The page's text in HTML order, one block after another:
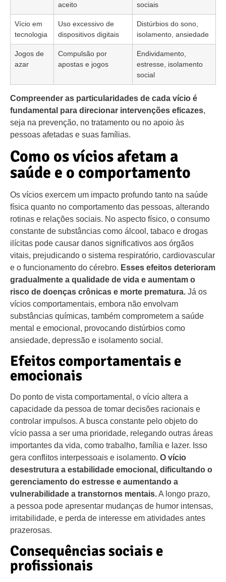
aceito
sociais
Vício em
tecnologia
Uso excessivo de
dispositivos digitais
Distúrbios do sono,
isolamento, ansiedade
Jogos de
azar
Compulsão por
apostas e jogos
Endividamento,
estresse, isolamento
social
Compreender as particularidades de cada vício é
fundamental para direcionar intervenções eficazes,
seja na prevenção, no tratamento ou no apoio às
pessoas afetadas e suas famílias.
Como os vícios afetam a
saúde e o comportamento
Os vícios exercem um impacto profundo tanto na saúde
física quanto no comportamento das pessoas, alterando
rotinas e relações sociais. No aspecto físico, o consumo
constante de substâncias como álcool, tabaco e drogas
ilícitas pode causar danos significativos aos órgãos
vitais, prejudicando o sistema respiratório, cardiovascular
e o funcionamento do cérebro. Esses efeitos deterioram
gradualmente a qualidade de vida e aumentam o
risco de doenças crônicas e morte prematura. Já os
vícios comportamentais, embora não envolvam
substâncias químicas, também comprometem a saúde
mental e emocional, provocando distúrbios como
ansiedade, depressão e isolamento social.
Efeitos comportamentais e
emocionais
Do ponto de vista comportamental, o vício altera a
capacidade da pessoa de tomar decisões racionais e
controlar impulsos. A busca constante pelo objeto do
vício passa a ser uma prioridade, relegando outras áreas
importantes da vida, como trabalho, família e lazer. Isso
gera conflitos interpessoais e isolamento. O vício
desestrutura a estabilidade emocional, dificultando o
gerenciamento do estresse e aumentando a
vulnerabilidade a transtornos mentais.A longo prazo,
a pessoa pode apresentar mudanças de humor intensas,
irritabilidade, e perda de interesse em atividades antes
prazerosas.
Consequências sociais e
profissionais